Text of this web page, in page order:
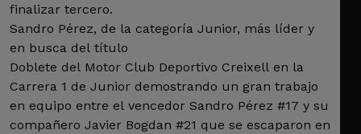
finalizar tercero.
Sandro Pérez, de la categoría Junior, más líder y
en busca del título
Doblete del Motor Club Deportivo Creixell en la
Carrera 1 de Junior demostrando un gran trabajo
en equipo entre el vencedor Sandro Pérez #17 y su
compañero Javier Bogdan #21 que se escaparon en